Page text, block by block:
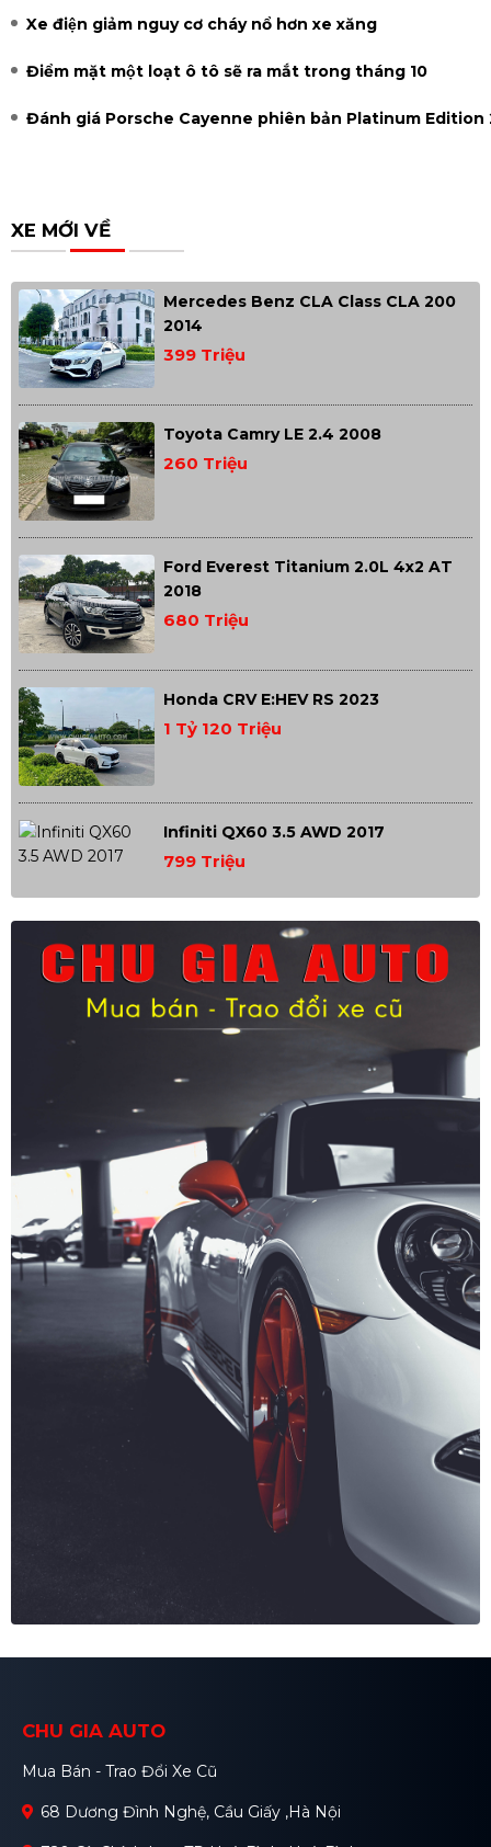
Xe điện giảm nguy cơ cháy nổ hơn xe xăng
Điểm mặt một loạt ô tô sẽ ra mắt trong tháng 10
Đánh giá Porsche Cayenne phiên bản Platinum Edition
XE MỚI VỀ
Mercedes Benz CLA Class CLA 200
2014
399 Triệu
Toyota Camry LE 2.4 2008
260 Triệu
Ford Everest Titanium 2.0L 4x2 AT
2018
680 Triệu
Honda CRV E:HEV RS 2023
1 Tỷ 120 Triệu
Infiniti QX60 3.5 AWD 2017
799 Triệu
CHU GIA AUTO
Mua Bán - Trao Đổi Xe Cũ
68 Dương Đình Nghệ, Cầu Giấy ,Hà Nội